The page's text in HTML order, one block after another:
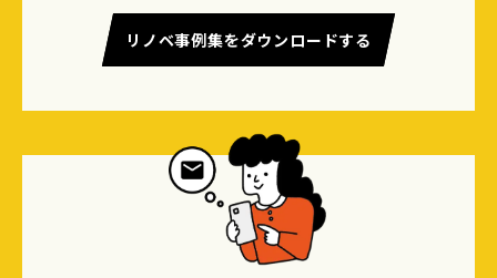
リノベ事例集をダウンロードする